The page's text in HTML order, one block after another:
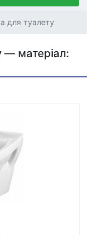
для туалету
— матеріал: